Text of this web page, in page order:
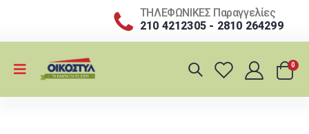
ΤΗΛΕΦΩΝΙΚΕΣ Παραγγελίες
210 4212305 - 2810 264299
0